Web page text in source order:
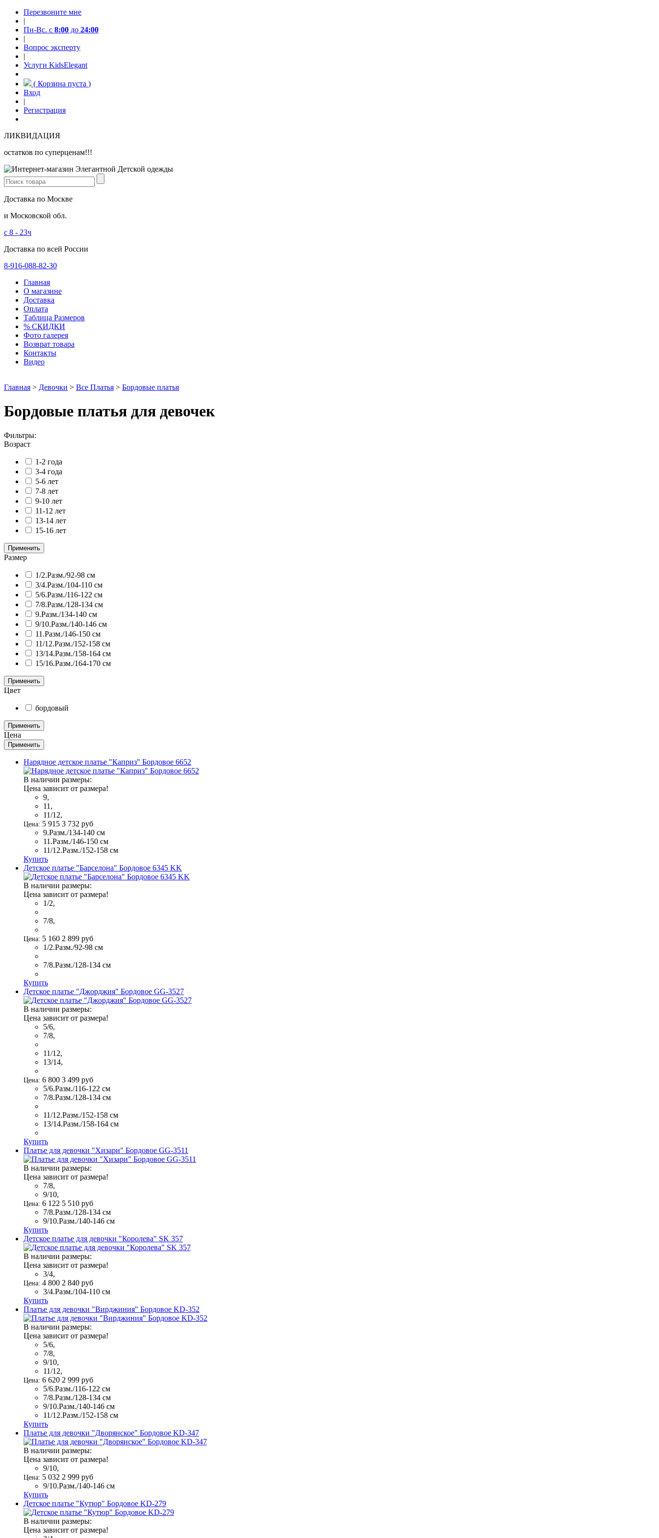
Перезвоните мне
|
Пн-Вс. с 8:00 до 24:00
|
Вопрос эксперту
|
Услуги KidsElegant
( Корзина пуста )
Вход
|
Регистрация
ЛИКВИДАЦИЯ
остатков по суперценам!!!
Доставка по Москве
и Московской обл.
с 8 - 23ч
Доставка по всей России
8-916-088-82-30
Главная
О магазине
Доставка
Оплата
Таблица Размеров
% СКИДКИ
Фото галерея
Возврат товара
Контакты
Видео
Главная > Девочки > Все Платья > Бордовые платья
Бордовые платья для девочек
Фильтры:
Возраст
1-2 года
3-4 года
5-6 лет
7-8 лет
9-10 лет
11-12 лет
13-14 лет
15-16 лет
Размер
1/2.Разм./92-98 см
3/4.Разм./104-110 см
5/6.Разм./116-122 см
7/8.Разм./128-134 см
9.Разм./134-140 см
9/10.Разм./140-146 см
11.Разм./146-150 см
11/12.Разм./152-158 см
13/14.Разм./158-164 см
15/16.Разм./164-170 см
Цвет
бордовый
Цена
Нарядное детское платье "Каприз" Бордовое 6652
В наличии размеры:
Цена зависит от размера!
9,
11,
11/12,
Цена: 5 915 3 732 руб
9.Разм./134-140 см
11.Разм./146-150 см
11/12.Разм./152-158 см
Купить
Детское платье "Барселона" Бордовое 6345 KK
В наличии размеры:
Цена зависит от размера!
1/2,
7/8,
Цена: 5 160 2 899 руб
1/2.Разм./92-98 см
7/8.Разм./128-134 см
Купить
Детское платье "Джорджия" Бордовое GG-3527
В наличии размеры:
Цена зависит от размера!
5/6,
7/8,
11/12,
13/14,
Цена: 6 800 3 499 руб
5/6.Разм./116-122 см
7/8.Разм./128-134 см
11/12.Разм./152-158 см
13/14.Разм./158-164 см
Купить
Платье для девочки "Хизари" Бордовое GG-3511
В наличии размеры:
Цена зависит от размера!
7/8,
9/10,
Цена: 6 122 5 510 руб
7/8.Разм./128-134 см
9/10.Разм./140-146 см
Купить
Детское платье для девочки "Королева" SK 357
В наличии размеры:
Цена зависит от размера!
3/4,
Цена: 4 800 2 840 руб
3/4.Разм./104-110 см
Купить
Платье для девочки "Вирджиния" Бордовое KD-352
В наличии размеры:
Цена зависит от размера!
5/6,
7/8,
9/10,
11/12,
Цена: 6 620 2 999 руб
5/6.Разм./116-122 см
7/8.Разм./128-134 см
9/10.Разм./140-146 см
11/12.Разм./152-158 см
Купить
Платье для девочки "Дворянское" Бордовое KD-347
В наличии размеры:
Цена зависит от размера!
9/10,
Цена: 5 032 2 999 руб
9/10.Разм./140-146 см
Купить
Детское платье "Кутюр" Бордовое KD-279
В наличии размеры:
Цена зависит от размера!